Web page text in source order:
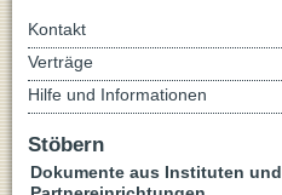
Kontakt
Verträge
Hilfe und Informationen
Stöbern
Dokumente aus Instituten und